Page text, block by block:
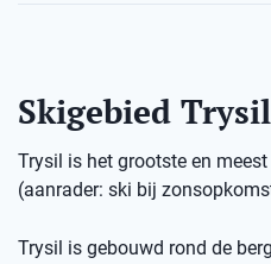
Skigebied Trysil
Trysil is het grootste en
(aanrader: ski bij
Trysil is gebouwd rond de